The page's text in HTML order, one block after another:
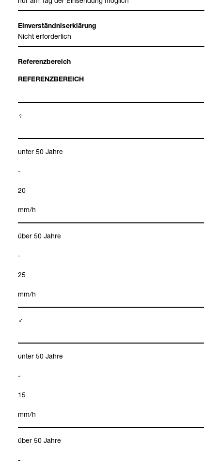
Ein­ver­ständ­nis­er­klä­rung
Nicht erfor­der­lich
Refe­renz­be­reich
REFE­RENZ­BE­REICH
♀
unter 50 Jahre
-
20
mm/h
über 50 Jahre
-
25
mm/h
♂
unter 50 Jahre
-
15
mm/h
über 50 Jahre
-